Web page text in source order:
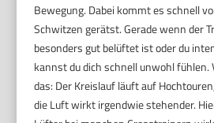
Bewegung. Dabei kommt es schnell
Schwitzen gerätst. Gerade wenn der
besonders gut belüftet ist oder du
kannst du dich schnell unwohl fühlen.
das: Der Kreislauf läuft auf
die Luft wirkt irgendwie stehender.